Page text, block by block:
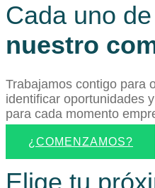
Cada uno de
nuestro
Trabajamos contigo para
identificar oportunidades
para cada momento
¿COMENZAMOS?
Elige tu